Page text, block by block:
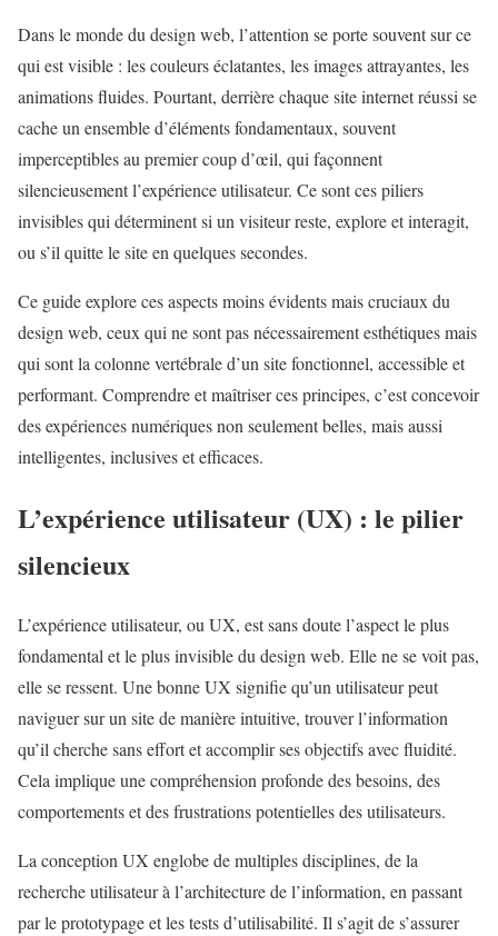
Dans le monde du design web, l’attention se porte souvent sur ce
qui est visible : les couleurs éclatantes, les images attrayantes, les
animations fluides. Pourtant, derrière chaque site internet réussi se
cache un ensemble d’éléments fondamentaux, souvent
imperceptibles au premier coup d’œil, qui façonnent
silencieusement l’expérience utilisateur. Ce sont ces piliers
invisibles qui déterminent si un visiteur reste, explore et interagit,
ou s’il quitte le site en quelques secondes.
Ce guide explore ces aspects moins évidents mais cruciaux du
design web, ceux qui ne sont pas nécessairement esthétiques mais
qui sont la colonne vertébrale d’un site fonctionnel, accessible et
performant. Comprendre et maîtriser ces principes, c’est concevoir
des expériences numériques non seulement belles, mais aussi
intelligentes, inclusives et efficaces.
L’expérience utilisateur (UX) : le pilier
silencieux
L’expérience utilisateur, ou UX, est sans doute l’aspect le plus
fondamental et le plus invisible du design web. Elle ne se voit pas,
elle se ressent. Une bonne UX signifie qu’un utilisateur peut
naviguer sur un site de manière intuitive, trouver l’information
qu’il cherche sans effort et accomplir ses objectifs avec fluidité.
Cela implique une compréhension profonde des besoins, des
comportements et des frustrations potentielles des utilisateurs.
La conception UX englobe de multiples disciplines, de la
recherche utilisateur à l’architecture de l’information, en passant
par le prototypage et les tests d’utilisabilité. Il s’agit de s’assurer